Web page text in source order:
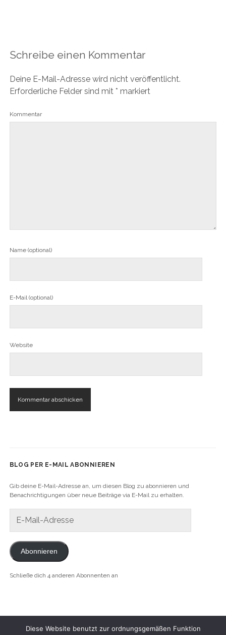
Schreibe einen Kommentar
Deine E-Mail-Adresse wird nicht veröffentlicht.
Erforderliche Felder sind mit * markiert
Kommentar
Name (optional)
E-Mail (optional)
Website
BLOG PER E-MAIL ABONNIEREN
Gib deine E-Mail-Adresse an, um diesen Blog zu abonnieren und
Benachrichtigungen über neue Beiträge via E-Mail zu erhalten.
Mail-
Adresse
Abonnieren
Schließe dich 4 anderen Abonnenten an
Diese Website benutzt zur ordnungsgemäßen Funktion